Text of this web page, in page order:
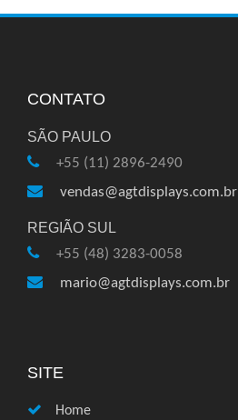
CONTATO
SÃO PAULO
+55 (11) 2896-2490
vendas@agtdisplays.com.br
REGIÃO SUL
+55 (48) 3283-0058
mario@agtdisplays.com.br
SITE
Home